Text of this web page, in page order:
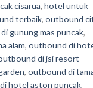
cisarua, hotel untuk
terbaik, outbound
gunung mas puncak,
alam, outbound di
di jsi resort
, outbound di
hotel aston puncak,